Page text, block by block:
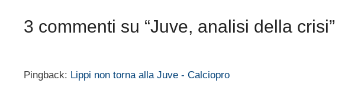
3 commenti su “Juve, analisi della crisi”
Pingback: Lippi non torna alla Juve - Calciopro